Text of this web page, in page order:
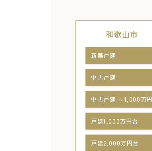
和歌山市
新築戸建
中古戸建
中古戸建 ～1,000万円
戸建1,000万円台
戸建2,000万円台